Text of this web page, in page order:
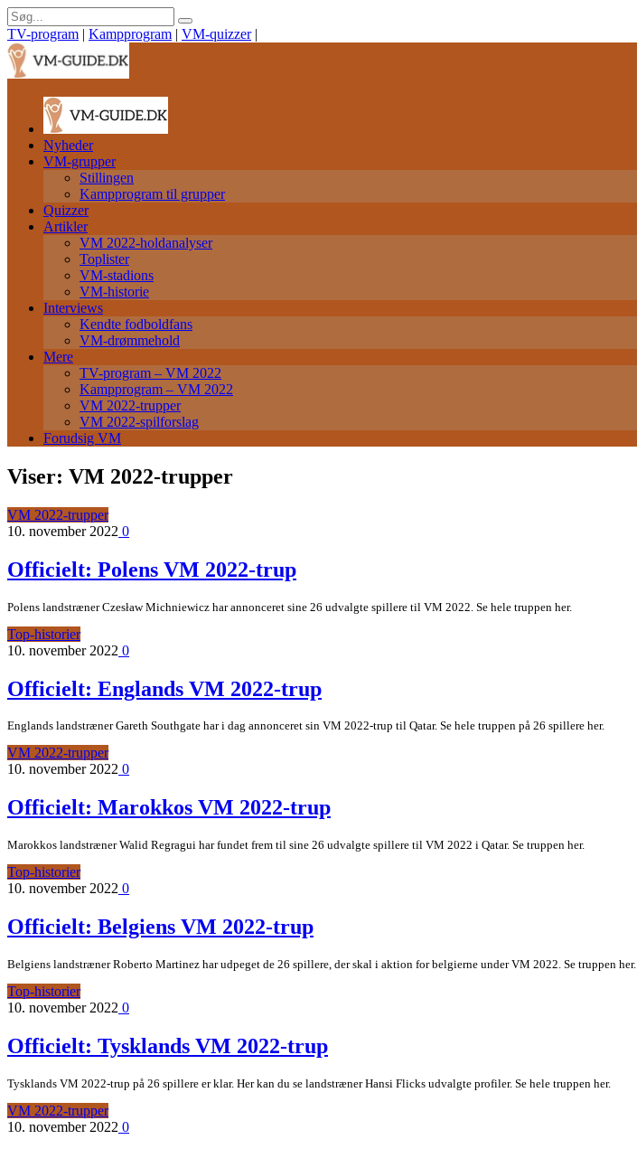
TV-program | Kampprogram | VM-quizzer |
Nyheder
VM-grupper
Stillingen
Kampprogram til grupper
Quizzer
Artikler
VM 2022-holdanalyser
Toplister
VM-stadions
VM-historie
Interviews
Kendte fodboldfans
VM-drømmehold
Mere
TV-program – VM 2022
Kampprogram – VM 2022
VM 2022-trupper
VM 2022-spilforslag
Forudsig VM
Viser: VM 2022-trupper
VM 2022-trupper
10. november 2022 0
Officielt: Polens VM 2022-trup
Polens landstræner Czesław Michniewicz har annonceret sine 26 udvalgte spillere til VM 2022. Se hele truppen her.
Top-historier
10. november 2022 0
Officielt: Englands VM 2022-trup
Englands landstræner Gareth Southgate har i dag annonceret sin VM 2022-trup til Qatar. Se hele truppen på 26 spillere her.
VM 2022-trupper
10. november 2022 0
Officielt: Marokkos VM 2022-trup
Marokkos landstræner Walid Regragui har fundet frem til sine 26 udvalgte spillere til VM 2022 i Qatar. Se truppen her.
Top-historier
10. november 2022 0
Officielt: Belgiens VM 2022-trup
Belgiens landstræner Roberto Martinez har udpeget de 26 spillere, der skal i aktion for belgierne under VM 2022. Se truppen her.
Top-historier
10. november 2022 0
Officielt: Tysklands VM 2022-trup
Tysklands VM 2022-trup på 26 spillere er klar. Her kan du se landstræner Hansi Flicks udvalgte profiler. Se hele truppen her.
VM 2022-trupper
10. november 2022 0